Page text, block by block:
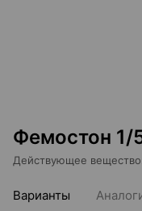
Фемостон 1/
Действующее вещество
Варианты